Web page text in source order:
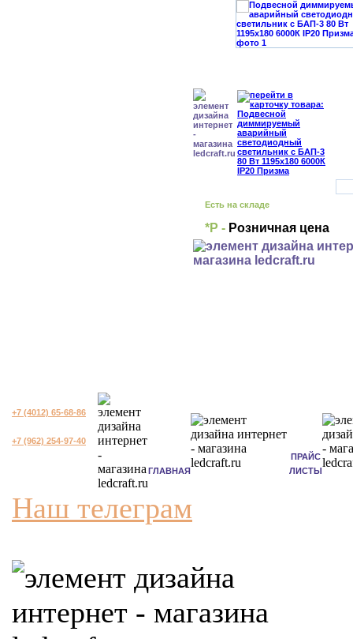
Есть на складе
*Р - Розничная цена
+7 (4012) 65-68-86
+7 (962) 254-97-40
ГЛАВНАЯ
ПРАЙС
ЛИСТЫ
Наш телеграм